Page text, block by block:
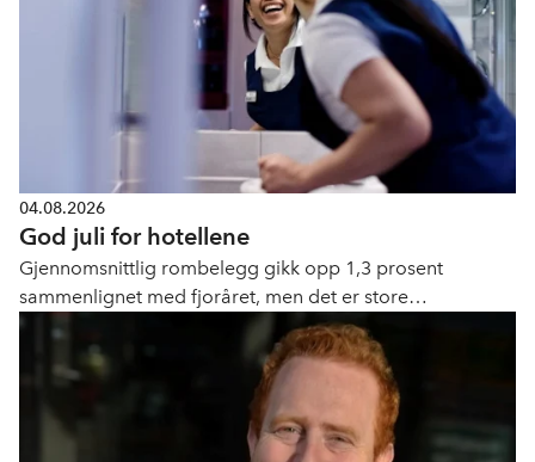
04.08.2026
God juli for hotellene
Gjennomsnittlig rombelegg gikk opp 1,3 prosent
sammenlignet med fjoråret, men det er store
geografiske forskjeller.